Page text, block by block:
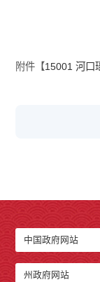
附件【15001 河口
中国政府网站
州政府网站